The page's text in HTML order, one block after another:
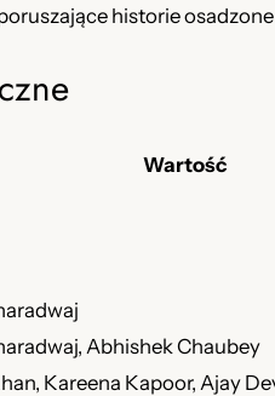
historie
Wartość
Abhishek Chaubey
Kareena Kapoor, Ajay